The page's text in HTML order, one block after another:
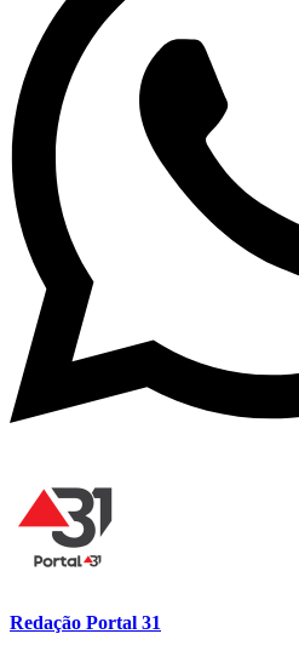
Redação Portal 31